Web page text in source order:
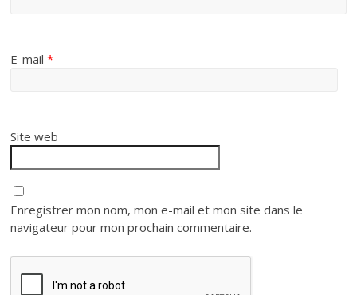
E-mail*
Site web
Enregistrer mon nom, mon e-mail et mon site dans le
navigateur pour mon prochain commentaire.